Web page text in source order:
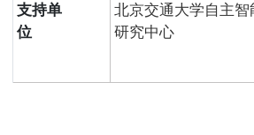
支持单
位
北京交通大学自主
研究中心